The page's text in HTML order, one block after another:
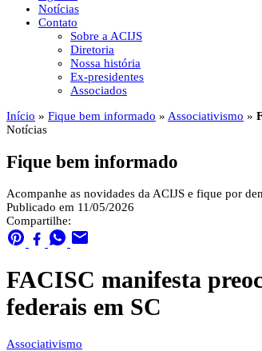
Notícias
Contato
Sobre a ACIJS
Diretoria
Nossa história
Ex-presidentes
Associados
Início » Fique bem informado » Associativismo »
Notícias
Fique bem informado
Acompanhe as novidades da ACIJS e fique por
Publicado em 11/05/2026
Compartilhe:
FACISC manifesta
federais em SC
Associativismo